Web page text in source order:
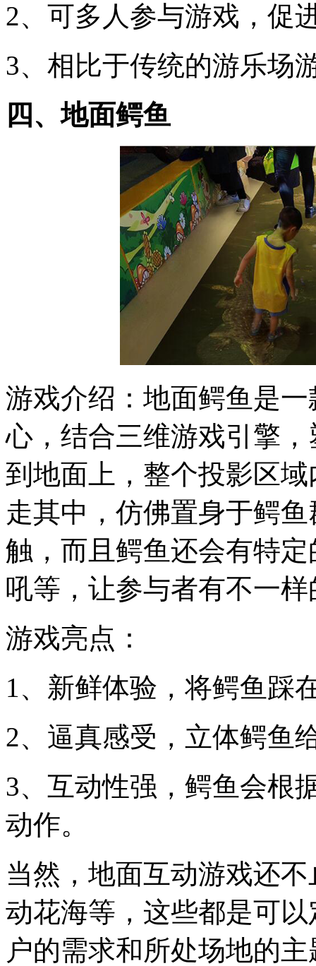
2、可多人参与游戏，促
3、相比于传统的游乐场
四、地面鳄鱼
游戏介绍：地面鳄鱼是
心，结合三维游戏引擎
到地面上，整个投影区
走其中，仿佛置身于鳄
触，而且鳄鱼还会有特
吼等，让参与者有不一
游戏亮点：
1、新鲜体验，将鳄鱼踩
2、逼真感受，立体鳄鱼
3、互动性强，鳄鱼会根
动作。
当然，地面互动游戏还
动花海等，这些都是可
户的需求和所处场地的